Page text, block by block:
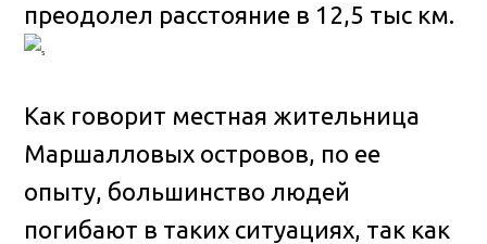
преодолел расстояние в 12,5 тыс км.
Как говорит местная жительница
Маршалловых островов, по ее
опыту, большинство людей
погибают в таких ситуациях, так как